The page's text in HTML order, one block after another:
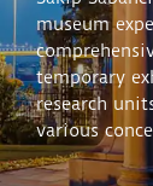
museum
temporary
research
various